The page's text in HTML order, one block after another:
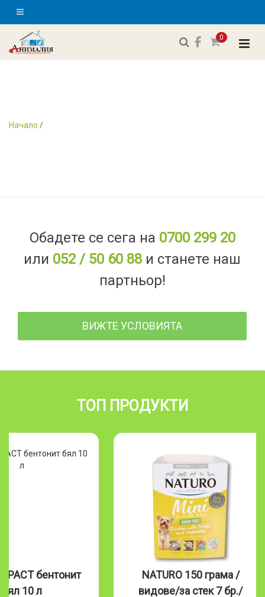
0
Начало /
Обадете се сега на 0700 299 20
или 052 / 50 60 88 и станете наш
партньор!
ВИЖТЕ УСЛОВИЯТА
ТОП ПРОДУКТИ
бентонит
бял 10 л
NATURO 150 грама /
видове/за стек 7 бр./